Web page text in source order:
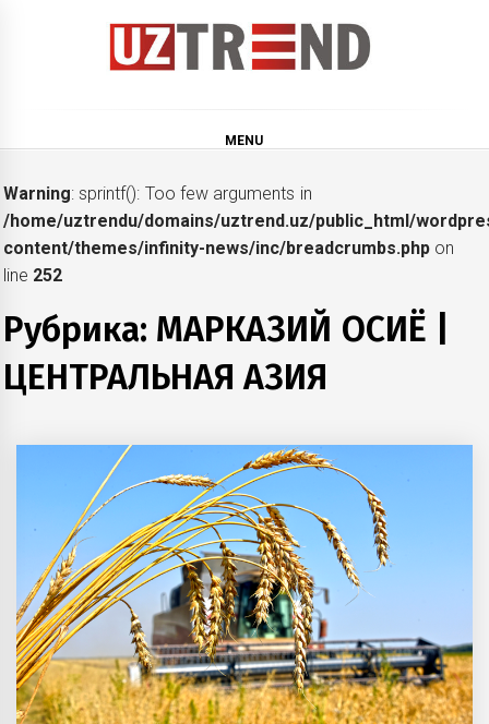
MENU
Warning: sprintf(): Too few arguments in
/home/uztrendu/domains/uztrend.uz/public_html/
content/themes/infinity-news/inc/breadcrumbs.php on
line 252
Рубрика: МАРКАЗИЙ ОСИЁ |
ЦЕНТРАЛЬНАЯ АЗИЯ